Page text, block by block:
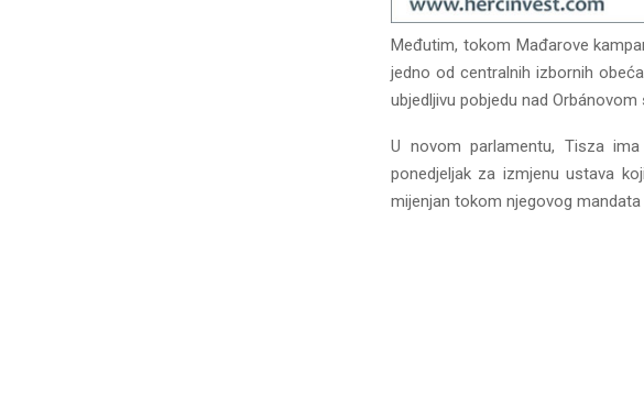
Međutim, tokom Mađarove
jedno od centralnih izbornih
ubjedljivu pobjedu nad Orbánovom
U novom parlamentu, Tisza
ponedjeljak za izmjenu ustava
mijenjan tokom njegovog mandata